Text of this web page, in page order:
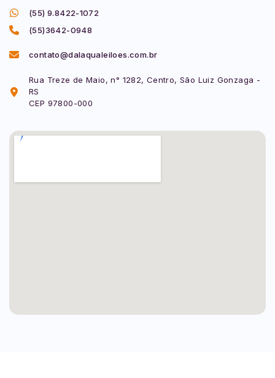
(55) 9.8422-1072
(55)3642-0948
contato@dalaqualeiloes.com.br
Rua Treze de Maio, n° 1282, Centro, São Luiz Gonzaga -
RS
CEP 97800-000